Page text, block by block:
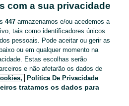
€
(Almacave E Sé)
de julho de 2026
Espiral Saeco
€
com a sua privacidade
447armazenamos e/ou acedemos a
tais como identificadores únicos
pessoais. Pode aceitar ou gerir as
ou em qualquer momento na
Estas escolhas serão
e não afetarão os dados de
Política De Privacidade
tratamos os dados para